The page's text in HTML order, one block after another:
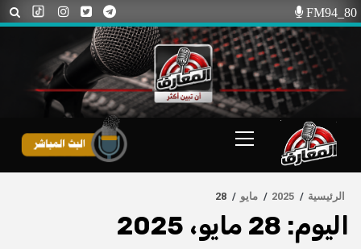
Skip
to
content
FM94_80
Menu
الرئيسية 2025 مايو 28
اليوم: 28 مايو، 2025